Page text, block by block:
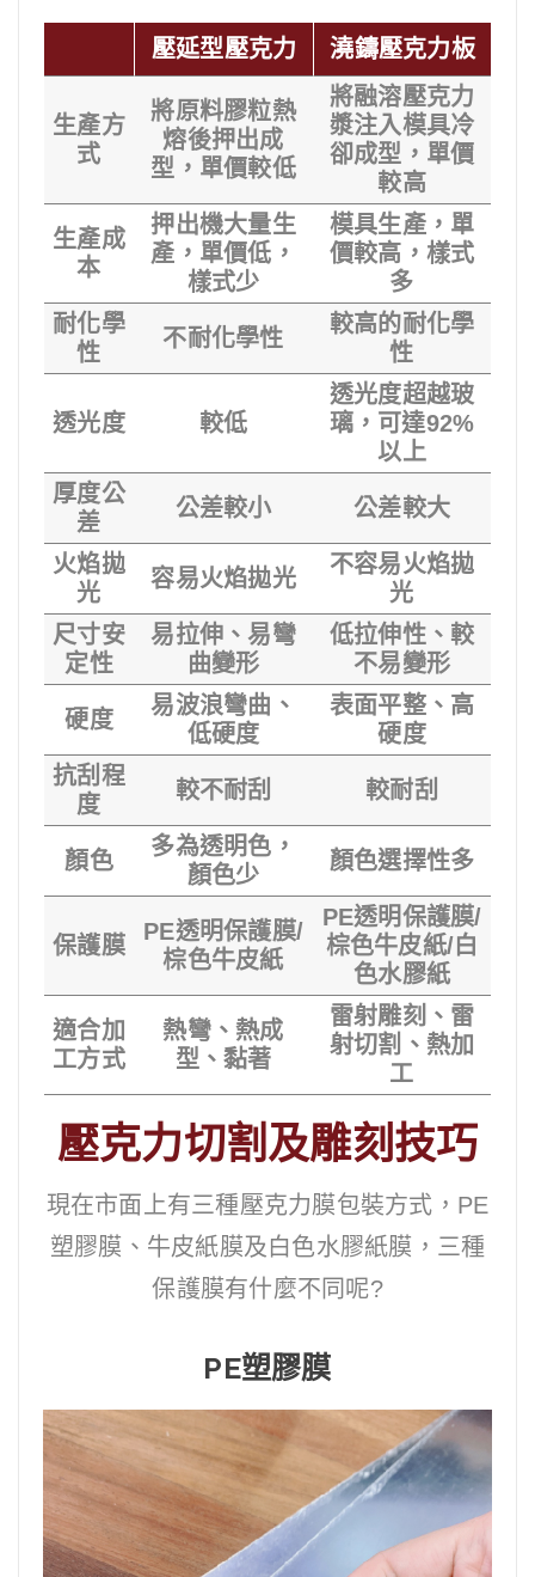
壓延型壓克力 澆鑄壓克力板
生產方
式
將原料膠粒熱
熔後押出成
型，單價較低
將融溶壓克力
漿注入模具冷
卻成型，單價
較高
生產成
本
押出機大量生
產，單價低，
樣式少
模具生產，單
價較高，樣式
多
耐化學
性
不耐化學性
較高的耐化學
性
透光度 較低
透光度超越玻
璃，可達92%
以上
厚度公
差
公差較小 公差較大
火焰拋
光
容易火焰拋光
不容易火焰拋
光
尺寸安
定性
易拉伸、易彎
曲變形
低拉伸性、較
不易變形
硬度
易波浪彎曲、
低硬度
表面平整、高
硬度
抗刮程
度
較不耐刮 較耐刮
顏色
多為透明色，
顏色少
顏色選擇性多
保護膜
PE透明保護膜/
棕色牛皮紙
PE透明保護膜/
棕色牛皮紙/白
色水膠紙
適合加
工方式
熱彎、熱成
型、黏著
雷射雕刻、雷
射切割、熱加
工
壓克力切割及雕刻技巧
現在市面上有三種壓克力膜包裝方式，PE
塑膠膜、牛皮紙膜及白色水膠紙膜，三種
保護膜有什麼不同呢?
PE塑膠膜